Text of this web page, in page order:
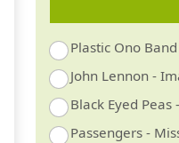
Plastic Ono
John Lennon -
Black Eyed
Passengers -